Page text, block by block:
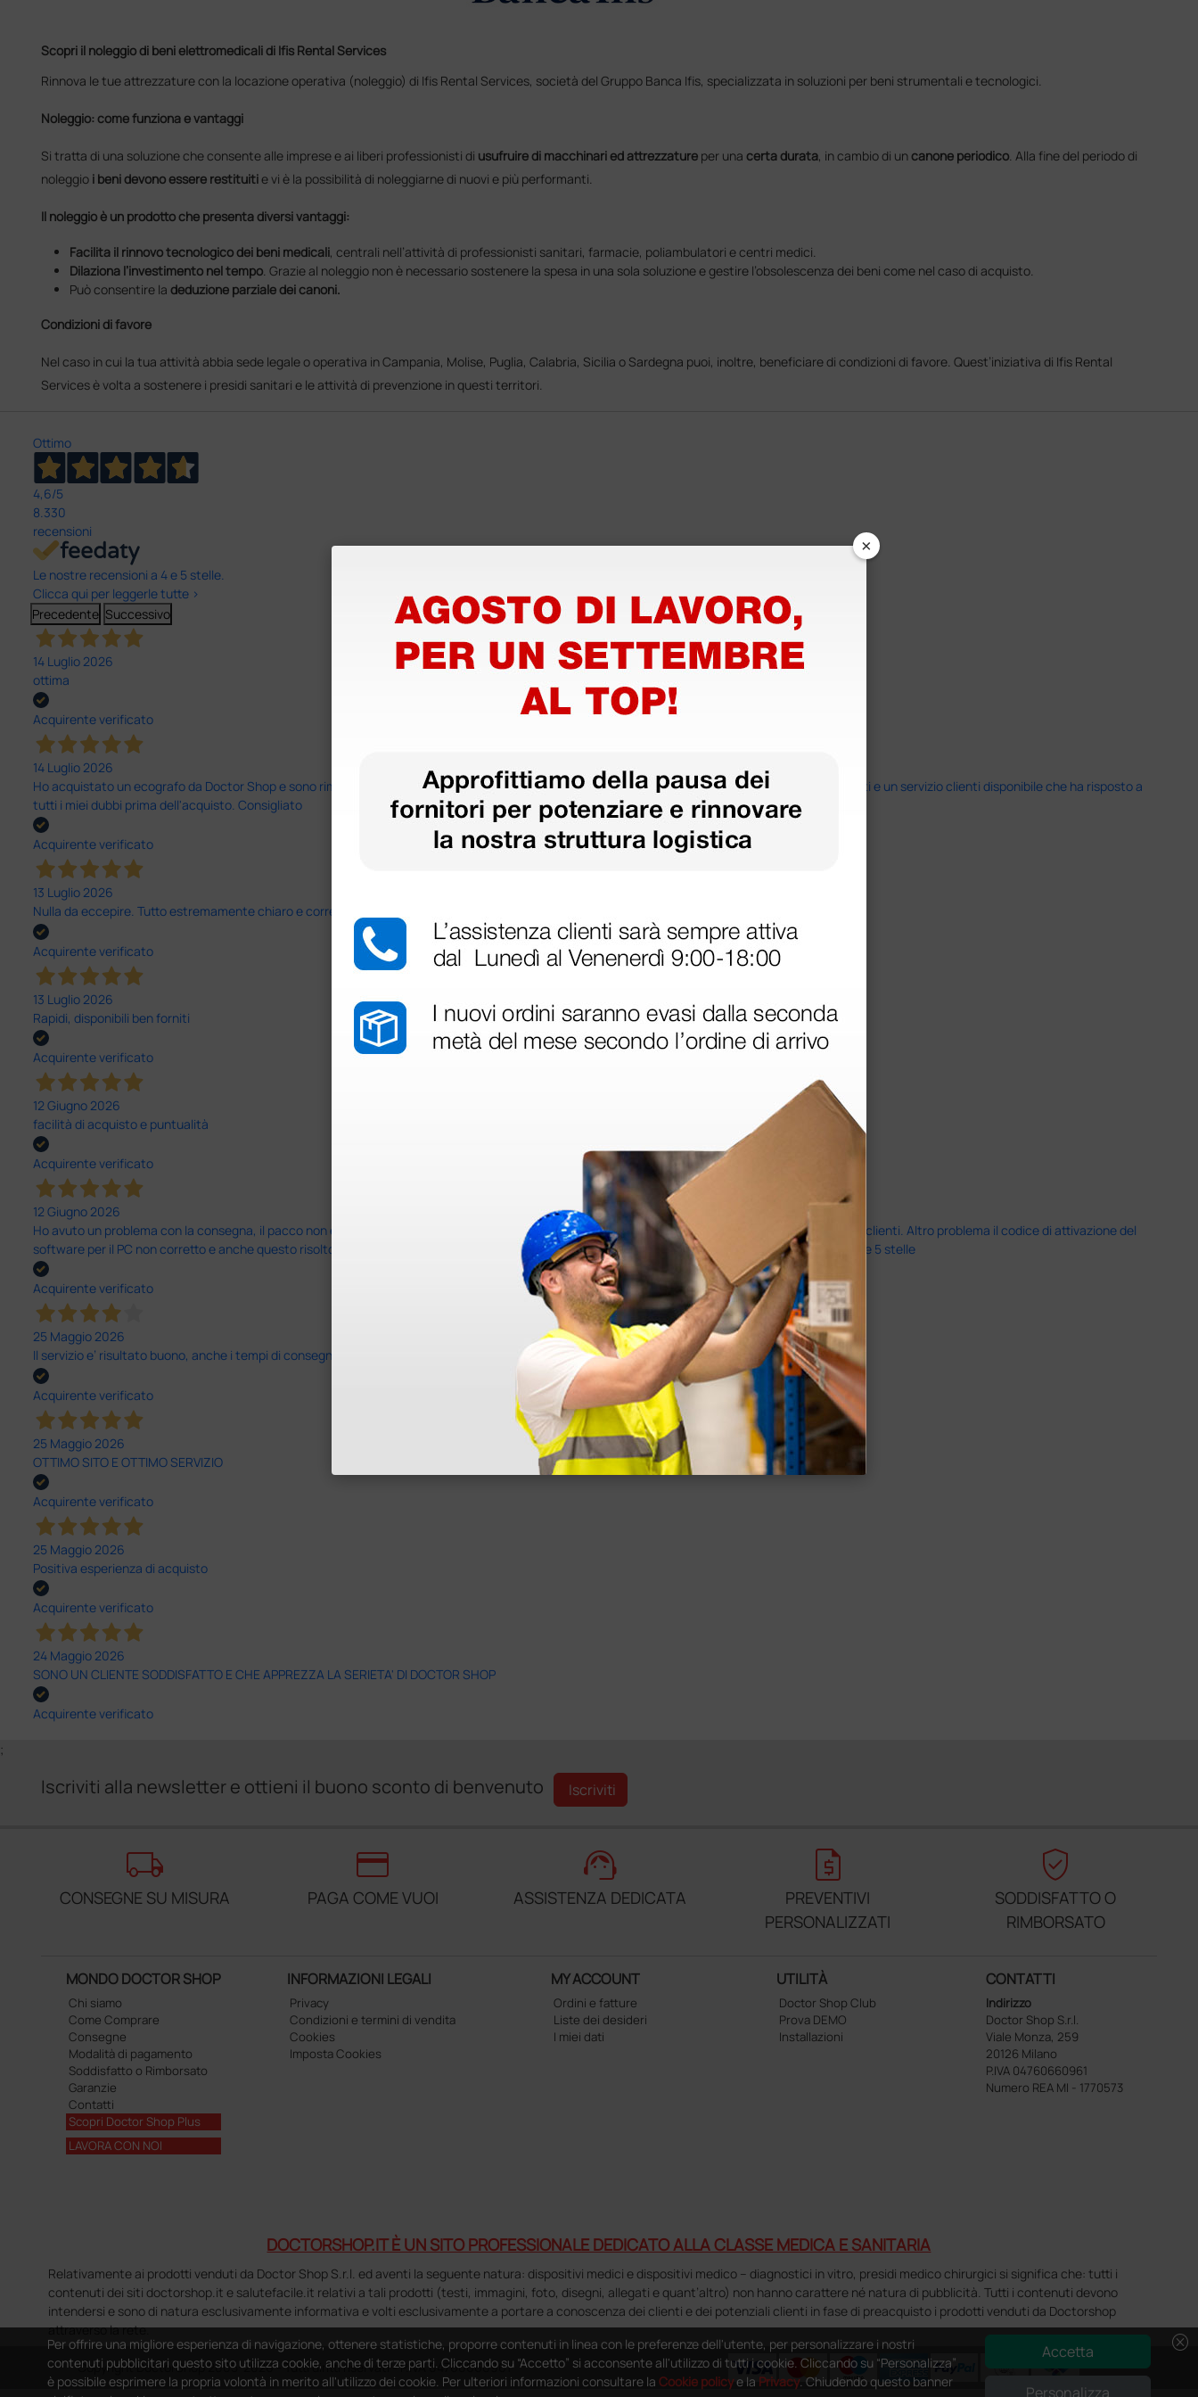
Scopri il noleggio di beni elettromedicali di Ifis Rental Services
Rinnova le tue attrezzature con la locazione operativa (noleggio) di Ifis Rental Services, società del Gruppo Banca Ifis, specializzata in soluzioni per beni strumentali e tecnologici.
Noleggio: come funziona e vantaggi
Si tratta di una soluzione che consente alle imprese e ai liberi professionisti di usufruire di macchinari ed attrezzatureper una certa durata, in cambio di uncanone periodico. Alla fine del periodo di
noleggio i beni devono essere restituitie vi è la possibilità di noleggiarne di nuovi e più performanti.
Il noleggio è un prodotto che presenta diversi vantaggi:
Facilita il rinnovo tecnologico dei beni medicali, centrali nell’attività di professionisti sanitari, farmacie, poliambulatori e centri medici.
Dilaziona l’investimento nel tempo. Grazie al noleggio non è necessario sostenere la spesa in una sola soluzione e gestire l’obsolescenza dei beni come nel caso di acquisto.
Può consentire la deduzione parziale dei canoni.
Condizioni di favore
Nel caso in cui la tua attività abbia sede legale o operativa in Campania, Molise, Puglia, Calabria, Sicilia o Sardegna puoi, inoltre, beneficiare di condizioni di favore. Quest’iniziativa di Ifis Rental
Services è volta a sostenere i presidi sanitari e le attività di prevenzione in questi territori.
Ottimo
4,6/5
8.330
recensioni
Le nostre recensioni a 4 e 5 stelle.
Clicca qui per leggerle tutte >
Precedente Successivo
14 Luglio 2026
ottima
Acquirente verificato
14 Luglio 2026
Ho acquistato un ecografo da Doctor Shop e sono rimasto molto soddisfatto dell'esperienza. Apparecchiatura di qualità, consegna nei tempi previsti e un servizio clienti disponibile che ha risposto a
tutti i miei dubbi prima dell'acquisto. Consigliato
Acquirente verificato
13 Luglio 2026
Nulla da eccepire. Tutto estremamente chiaro e corretto, dall’ordine alla consegna.
Acquirente verificato
13 Luglio 2026
Rapidi, disponibili ben forniti
Acquirente verificato
12 Giugno 2026
facilità di acquisto e puntualità
Acquirente verificato
12 Giugno 2026
Ho avuto un problema con la consegna, il pacco non è stato consegnato ma messo in giacenza. Il problema è stato prontamente risolto dal servizio clienti. Altro problema il codice di attivazione del
software per il PC non corretto e anche questo risolto in modo rapido professionale e immediato. Assistenza super disponibile e professionale più che 5 stelle
Acquirente verificato
25 Maggio 2026
Il servizio e’ risultato buono, anche i tempi di consegna
Acquirente verificato
25 Maggio 2026
OTTIMO SITO E OTTIMO SERVIZIO
Acquirente verificato
25 Maggio 2026
Positiva esperienza di acquisto
Acquirente verificato
24 Maggio 2026
SONO UN CLIENTE SODDISFATTO E CHE APPREZZA LA SERIETA' DI DOCTOR SHOP
Acquirente verificato
;
Iscriviti alla newsletter e ottieni il buono sconto di benvenuto Iscriviti
local_shipping
CONSEGNE SU MISURA
credit_card
PAGA COME VUOI
support_agent
ASSISTENZA DEDICATA
request_quote
PREVENTIVI
PERSONALIZZATI
verified_user
SODDISFATTO O
RIMBORSATO
MONDO DOCTOR SHOP
Chi siamo
Come Comprare
Consegne
Modalità di pagamento
Soddisfatto o Rimborsato
Garanzie
Contatti
Scopri Doctor Shop Plus
LAVORA CON NOI
INFORMAZIONI LEGALI
Privacy
Condizioni e termini di vendita
Cookies
Imposta Cookies
MY ACCOUNT
Ordini e fatture
Liste dei desideri
I miei dati
UTILITÀ
Doctor Shop Club
Prova DEMO
Installazioni
CONTATTI
Indirizzo
Doctor Shop S.r.l.
Viale Monza, 259
20126 Milano
P.IVA 04760660961
Numero REA MI - 1770573
DOCTORSHOP.IT È UN SITO PROFESSIONALE DEDICATO ALLA CLASSE MEDICA E SANITARIA
Relativamente ai prodotti venduti da Doctor Shop S.r.l. ed aventi la seguente natura: dispositivi medici e dispositivi medico – diagnostici in vitro, presidi medico chirurgici si significa che: tutti i
contenuti dei siti doctorshop.it e salutefacile.it relativi a tali prodotti (testi, immagini, foto, disegni, allegati e quant’altro) non hanno carattere né natura di pubblicità. Tutti i contenuti devono
intendersi e sono di natura esclusivamente informativa e volti esclusivamente a portare a conoscenza dei clienti e dei potenziali clienti in fase di preacquisto i prodotti venduti da Doctorshop
attraverso la rete.
Copyright DoctorShop 2005-2026 - Tutti diritti riservati - P.IVA 04760660961
cancel
Per offrire una migliore esperienza di navigazione, ottenere statistiche, proporre contenuti in linea con le preferenze dell'utente, per personalizzare i nostri
contenuti pubblicitari questo sito utilizza cookie, anche di terze parti. Cliccando su “Accetto” si acconsente all'utilizzo di tutti i cookie. Cliccando su “Personalizza”
è possibile esprimere la propria volontà in merito all'utilizzo dei cookie. Per ulteriori informazioni consultare laCookie policye la Privacy. Chiudendo questo banner
Accetta
Personalizza
×